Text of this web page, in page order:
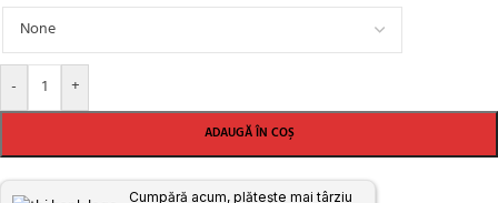
- +
ADAUGĂ ÎN COȘ
Cumpără acum, plătește mai târziu